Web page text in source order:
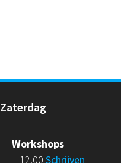
Zaterdag
Workshops
– 12.00Schrijven